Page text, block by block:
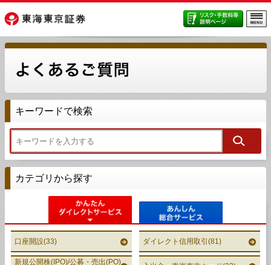
キーワードで検索
カテゴリから探す
口座開設(33)
ダイレクト信用取引(81)
新規公開株(IPO)/公募・売出(PO)